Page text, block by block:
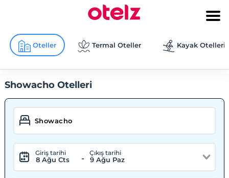
Oteller Termal Oteller Kayak Otelleri
Showacho Otelleri
Giriş tarihi
8 Ağu Cts -
Çıkış tarihi
9 Ağu Paz